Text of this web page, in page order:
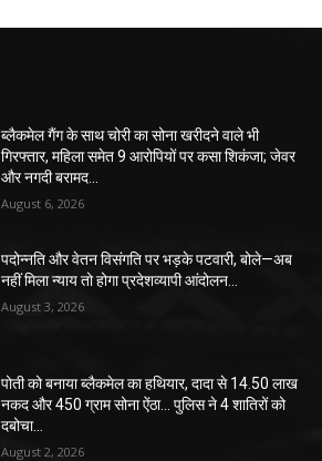
ब्लैकमेल गैंग के साथ चोरी का सोना खरीदने वाले भी
गिरफ्तार, महिला समेत 9 आरोपियों पर कसा शिकंजा; जेवर
और नगदी बरामद…
August 6, 2026
पदोन्नति और वेतन विसंगति पर भड़के पटवारी, बोले—अब
नहीं मिला न्याय तो होगा प्रदेशव्यापी आंदोलन…
August 3, 2026
पोती को बनाया ब्लैकमेल का हथियार, दादा से 14.50 लाख
नकद और 450 ग्राम सोना ऐंठा… पुलिस ने 4 शातिरों को
दबोचा…
August 2, 2026